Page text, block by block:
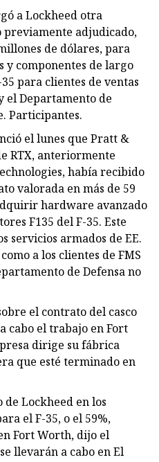
a Lockheed otra
adjudicado,
de dólares, para
y componentes de largo
para clientes de ventas
Departamento de
Participantes.
el lunes que Pratt &
RTX, anteriormente
había recibido
valorada en más de 59
hardware avanzado
F135 del F-35. Este
servicios armados de EE.
a los clientes de FMS
de Defensa no
el contrato del casco
cabo el trabajo en Fort
dirige su fábrica
que esté terminado en
Lockheed en los
el F-35, o el 59%,
Fort Worth, dijo el
llevarán a cabo en El